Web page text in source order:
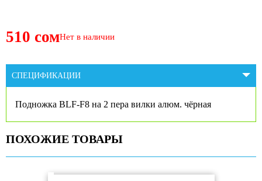
510 сомНет в наличии
СПЕЦИФИКАЦИИ
Подножка BLF-F8 на 2 пера вилки алюм. чёрная
ПОХОЖИЕ ТОВАРЫ